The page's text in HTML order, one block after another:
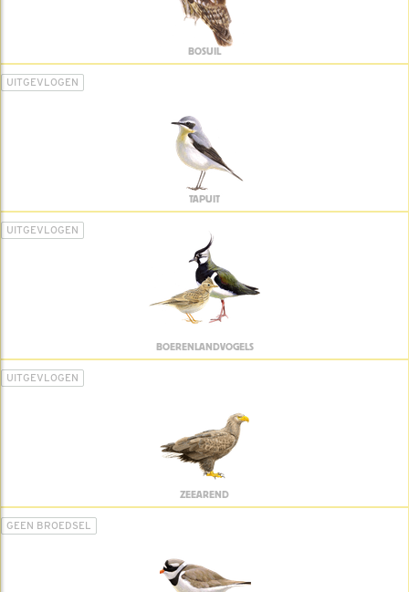
BOSUIL
UITGEVLOGEN
TAPUIT
UITGEVLOGEN
BOERENLANDVOGELS
UITGEVLOGEN
ZEEAREND
GEEN BROEDSEL